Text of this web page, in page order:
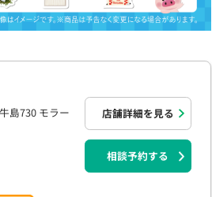
島730 モラー 店舗詳細を見る
相談予約する